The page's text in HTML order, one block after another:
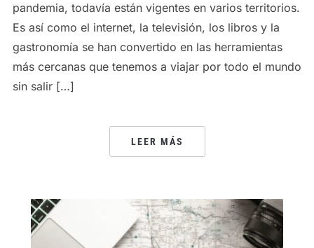
pandemia, todavía están vigentes en varios territorios.
Es así como el internet, la televisión, los libros y la
gastronomía se han convertido en las herramientas
más cercanas que tenemos a viajar por todo el mundo
sin salir […]
LEER MÁS